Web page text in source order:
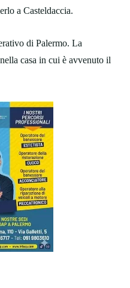
a Casteldaccia.
di Palermo. La
casa in cui è avvenuto il